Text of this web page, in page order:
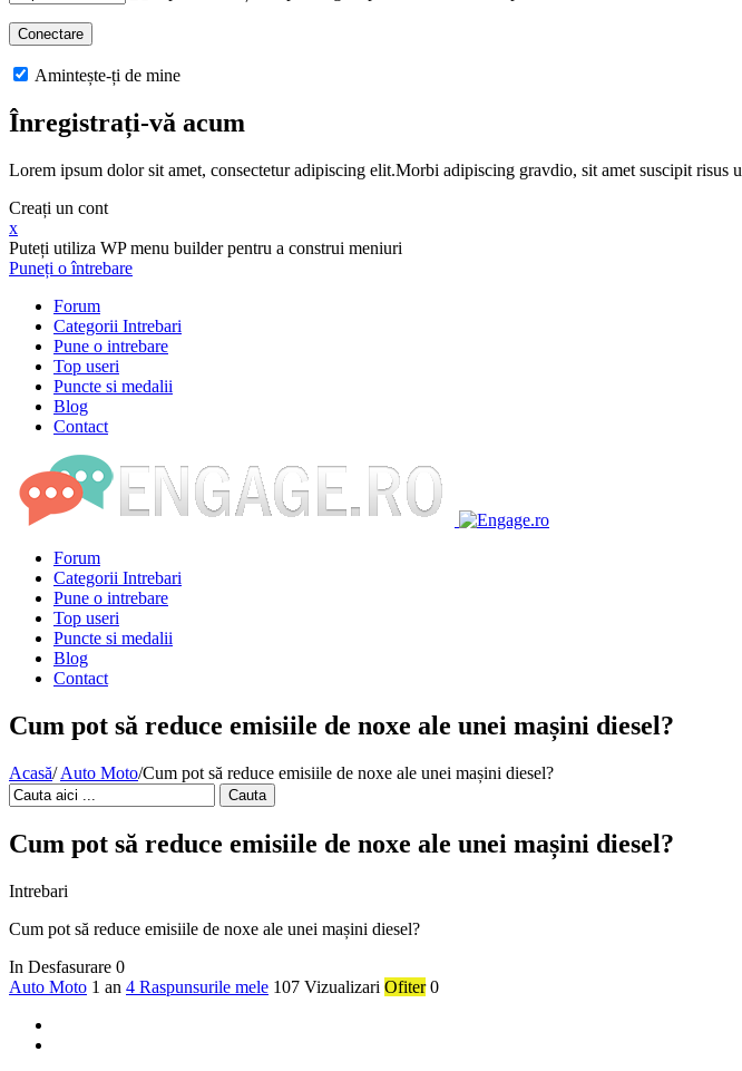
Amintește-ți de mine
Înregistrați-vă acum
Lorem ipsum dolor sit amet, consectetur adipiscing elit.Morbi adipiscing gravdio, sit amet suscipit risus
Creați un cont
x
Puteți utiliza WP menu builder pentru a construi meniuri
Puneți o întrebare
Forum
Categorii Intrebari
Pune o intrebare
Top useri
Puncte si medalii
Blog
Contact
Forum
Categorii Intrebari
Pune o intrebare
Top useri
Puncte si medalii
Blog
Contact
Cum pot să reduce emisiile de noxe ale unei mașini diesel?
Acasă/ Auto Moto/Cum pot să reduce emisiile de noxe ale unei mașini diesel?
Cauta
Cum pot să reduce emisiile de noxe ale unei mașini diesel?
Intrebari
Cum pot să reduce emisiile de noxe ale unei mașini diesel?
In Desfasurare 0
Auto Moto 1 an 4 Raspunsurile mele 107 Vizualizari Ofiter 0